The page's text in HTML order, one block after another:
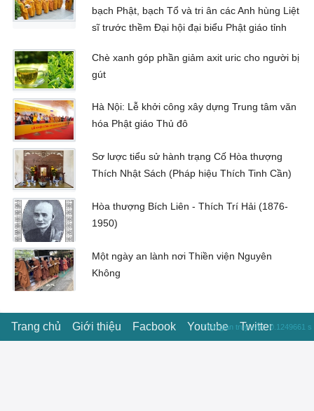
bạch Phật, bạch Tổ và tri ân các Anh hùng Liệt
sĩ trước thềm Đại hội đại biểu Phật giáo tỉnh
Chè xanh góp phần giảm axit uric cho người bị
gút
Hà Nội: Lễ khởi công xây dựng Trung tâm văn
hóa Phật giáo Thủ đô
Sơ lược tiểu sử hành trạng Cố Hòa thượng
Thích Nhật Sách (Pháp hiệu Thích Tinh Cần)
Hòa thượng Bích Liên - Thích Trí Hải (1876-
1950)
Một ngày an lành nơi Thiền viện Nguyên
Không
Trang chủ Giới thiệu Facbook Youtube Twitter
Thời gian truy vấn : 0.1249661 s